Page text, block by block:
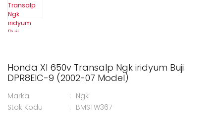
Honda Xl 650v Transalp Ngk iridyum Buji
DPR8EIC-9 (2002-07 Model)
Marka
Ngk
Stok Kodu
BMSTW367